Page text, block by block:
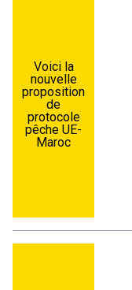
Voici la
nouvelle
proposition
de
protocole
pêche UE-
Maroc